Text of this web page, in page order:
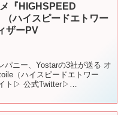
『HIGHSPEED
（ハイスピードエトワー
ザーPV
パニー、Yostarの3社が送る オ
（ハイスピードエトワー
ト▷ 公式Twitter▷